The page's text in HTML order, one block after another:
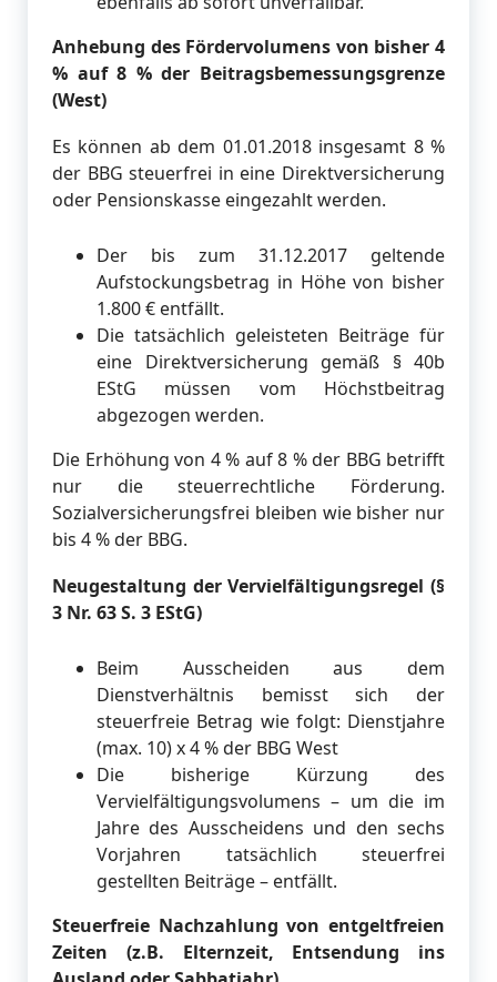
Anhebung des Fördervolumens von bisher 4
% auf 8 % der Beitragsbemessungsgrenze
(West)
Es können ab dem 01.01.2018 insgesamt 8 %
der BBG steuerfrei in eine Direktversicherung
oder Pensionskasse eingezahlt werden.
Der bis zum 31.12.2017 geltende
Aufstockungsbetrag in Höhe von bisher
1.800 € entfällt.
Die tatsächlich geleisteten Beiträge für
eine Direktversicherung gemäß § 40b
EStG müssen vom Höchstbeitrag
abgezogen werden.
Die Erhöhung von 4 % auf 8 % der BBG betrifft
nur die steuerrechtliche Förderung.
Sozialversicherungsfrei bleiben wie bisher nur
bis 4 % der BBG.
Neugestaltung der Vervielfältigungsregel (§
3 Nr. 63 S. 3 EStG)
Beim Ausscheiden aus dem
Dienstverhältnis bemisst sich der
steuerfreie Betrag wie folgt: Dienstjahre
(max. 10) x 4 % der BBG West
Die bisherige Kürzung des
Vervielfältigungsvolumens – um die im
Jahre des Ausscheidens und den sechs
Vorjahren tatsächlich steuerfrei
gestellten Beiträge – entfällt.
Steuerfreie Nachzahlung von entgeltfreien
Zeiten (z.B. Elternzeit, Entsendung ins